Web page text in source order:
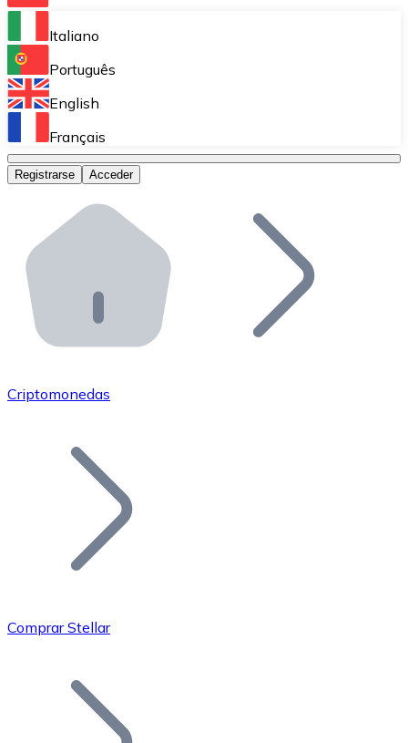
Bitnovo Ramp
Integra nuestra solución en tu plataforma.
Bitnovo Giftcards
Bitnovo OTC
Bitnovo ATM
Integra un ATM Bitnovo en tu negocio y permite que
Bitnovo API
Integra nuestra API en tu ecosistema.
Únete a nuestra red de distribuidores.
Añade tu proyecto a nuestro ecosistema.
Bitcoin
Italiano
Português
English
Français
Registrarse Acceder
Criptomonedas
Comprar Stellar